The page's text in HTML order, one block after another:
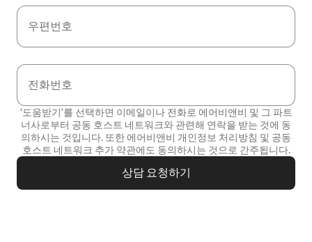
우편번호
전화번호
'도움받기'를 선택하면 이메일이나 전화로 에어비앤비 및 그 파트
너사로부터 공동 호스트 네트워크와 관련해 연락을 받는 것에 동
의하시는 것입니다. 또한 에어비앤비 개인정보 처리방침 및 공동
호스트 네트워크 추가 약관에도 동의하시는 것으로 간주됩니다.
상담 요청하기